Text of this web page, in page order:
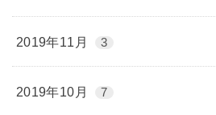
2019年11月 3
2019年10月 7